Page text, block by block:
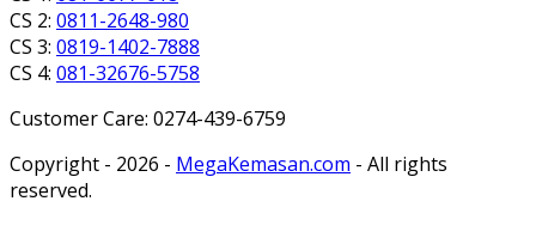
CS 2: 0811-2648-980
CS 3: 0819-1402-7888
CS 4: 081-32676-5758
Customer Care: 0274-439-6759
Copyright - 2026 - MegaKemasan.com - All rights
reserved.